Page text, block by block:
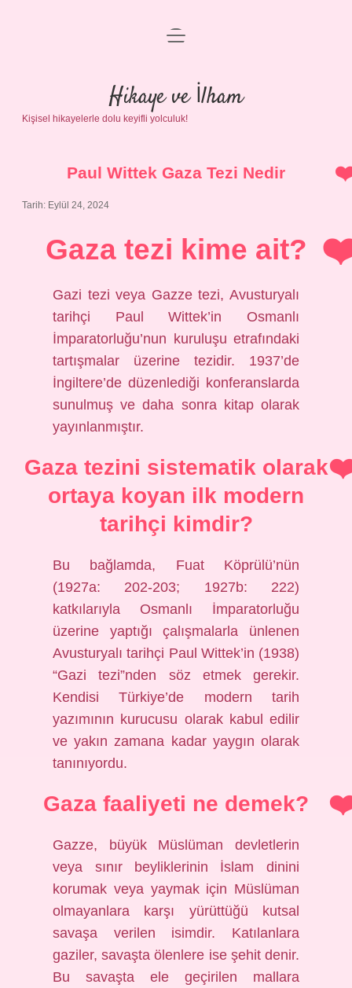
Anasayfa
Gizlilik Politikası
Yasal Uyarı
menüyü
Hikaye ve İlham
Kişisel hikayelerle dolu keyifli yolculuk!
Paul Wittek Gaza Tezi Nedir
Tarih: Eylül 24, 2024
Gaza tezi kime ait?
Gazi tezi veya Gazze tezi, Avusturyalı
tarihçi Paul Wittek’in Osmanlı
İmparatorluğu’nun kuruluşu etrafındaki
tartışmalar üzerine tezidir. 1937’de
İngiltere’de düzenlediği konferanslarda
sunulmuş ve daha sonra kitap olarak
yayınlanmıştır.
Gaza tezini sistematik olarak
ortaya koyan ilk modern
tarihçi kimdir?
Bu bağlamda, Fuat Köprülü’nün
(1927a: 202-203; 1927b: 222)
katkılarıyla Osmanlı İmparatorluğu
üzerine yaptığı çalışmalarla ünlenen
Avusturyalı tarihçi Paul Wittek’in (1938)
“Gazi tezi”nden söz etmek gerekir.
Kendisi Türkiye’de modern tarih
yazımının kurucusu olarak kabul edilir
ve yakın zamana kadar yaygın olarak
tanınıyordu.
Gaza faaliyeti ne demek?
Gazze, büyük Müslüman devletlerin
veya sınır beyliklerinin İslam dinini
korumak veya yaymak için Müslüman
olmayanlara karşı yürüttüğü kutsal
savaşa verilen isimdir. Katılanlara
gaziler, savaşta ölenlere ise şehit denir.
Bu savaşta ele geçirilen mallara